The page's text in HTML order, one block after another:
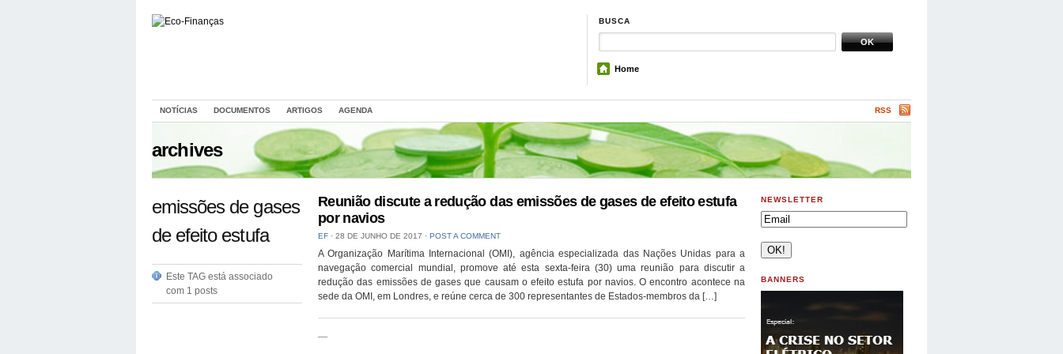
BUSCA
Home
NOTÍCIAS DOCUMENTOS ARTIGOS AGENDA RSS
archives
emissões de gases
de efeito estufa
Este TAG está associado
com 1 posts
Reunião discute a redução das emissões de gases de efeito estufa
por navios
EF ⋅ 28 DE JUNHO DE 2017 ⋅ POST A COMMENT
A Organização Marítima Internacional (OMI), agência especializada das Nações Unidas para a
navegação comercial mundial, promove até esta sexta-feira (30) uma reunião para discutir a
redução das emissões de gases que causam o efeito estufa por navios. O encontro acontece na
sede da OMI, em Londres, e reúne cerca de 300 representantes de Estados-membros da […]
—
NEWSLETTER
BANNERS